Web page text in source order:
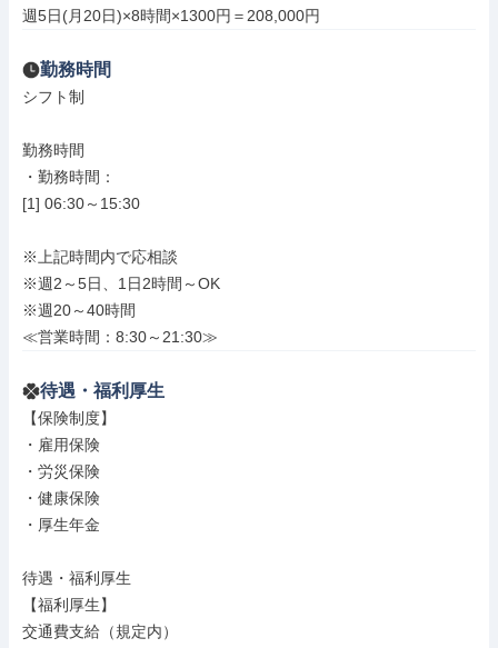
週5日(月20日)×8時間×1300円＝208,000円
勤務時間
シフト制
勤務時間
・勤務時間：
[1] 06:30～15:30
※上記時間内で応相談
※週2～5日、1日2時間～OK
※週20～40時間
≪営業時間：8:30～21:30≫
待遇・福利厚生
【保険制度】
・雇用保険
・労災保険
・健康保険
・厚生年金
待遇・福利厚生
【福利厚生】
交通費支給（規定内）